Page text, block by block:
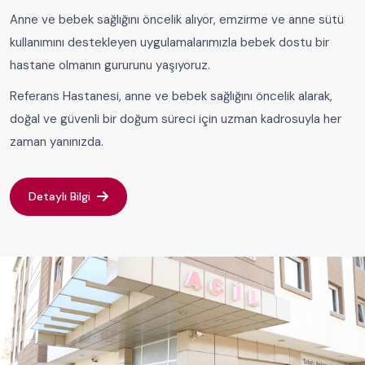
Anne ve bebek sağlığını öncelik alıyor, emzirme ve anne sütü
kullanımını destekleyen uygulamalarımızla bebek dostu bir
hastane olmanın gururunu yaşıyoruz.
Referans Hastanesi, anne ve bebek sağlığını öncelik alarak,
doğal ve güvenli bir doğum süreci için uzman kadrosuyla her
zaman yanınızda.
Detaylı Bilgi